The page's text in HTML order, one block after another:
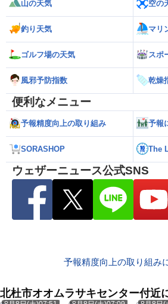
山の天気 空の
釣り天気 マリ
ゴルフ場の天気 スポ
風邪予防指数 乾燥
便利なメニュー
予報精度向上の取り組み 予報
SORASHOP The
ウェザーニュース公式SNS
予報精度向上の取り組み
北杜市オオムラサキセンター付近